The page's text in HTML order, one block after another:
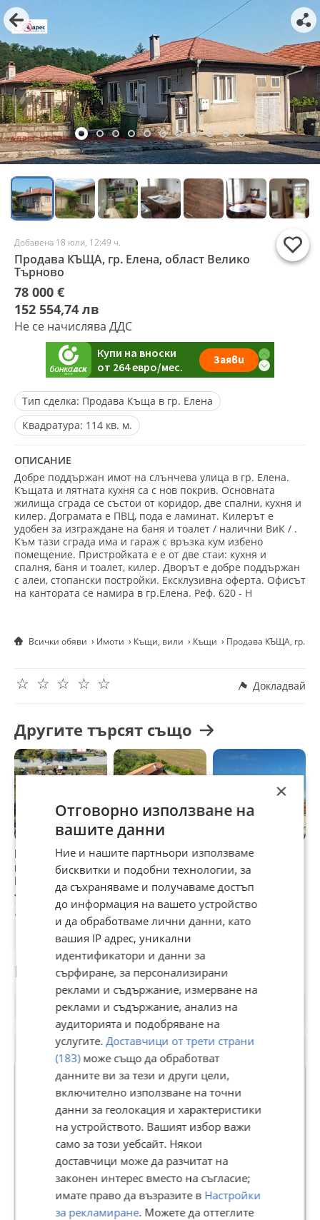
Добавена 18 юли, 12:49 ч.
Продава КЪЩА, гр. Елена, област Велико
Търново
78 000 €
152 554,74 лв
Не се начислява ДДС
Тип сделка: Продава Къща в гр. Елена
Квадратура: 114 кв. м.
ОПИСАНИЕ
Добре поддържан имот на слънчева улица в гр. Елена.
Къщата и лятната кухня са с нов покрив. Основната
жилища сграда се състои от коридор, две спални, кухня и
килер. Дограмата е ПВЦ, пода е ламинат. Килерът е
удобен за изграждане на баня и тоалет / налични ВиК / .
Към тази сграда има и гараж с връзка кум избено
помещение. Пристройката е е от две стаи: кухня и
спалня, баня и тоалет, килер. Дворът е добре поддържан
с алеи, стопански постройки. Ексклузивна оферта. Офисът
на кантората се намира в гр.Елена. Реф. 620 - Н
Всички обяви Имоти Къщи, вили Къщи Продава КЪЩА, гр.
☆
☆
☆
☆
☆ Докладвай
Другите търсят също
Продава КЪЩА,
гр. Девня, област
Варна
79 900 €
156 270,82 лв
Продава КЪЩА, с.
Юнец, област
Варна
210 000 €
410 724,30 лв
Продава КЪЩА, с.
Белащица, област
950 000 €
1 858 038,50 лв
Потребител
АДРЕС НЕДВИЖИМИ ИМОТИ -
КАНТОРА ЕЛЕНА
В Bazar.BG от 11 септември 2013г.
Последно активен днес в 01:29 ч.
103 Обяви
×
Отговорно използване на
вашите данни
Ние и нашите партньори използваме
бисквитки и подобни технологии, за
да съхраняваме и получаваме достъп
до информация на вашето устройство
и да обработваме лични данни, като
вашия IP адрес, уникални
идентификатори и данни за
сърфиране, за персонализирани
реклами и съдържание, измерване на
реклами и съдържание, анализ на
аудиторията и подобряване на
услугите.Доставчици от трети страни
(183)може също да обработват
данните ви за тези и други цели,
включително използване на точни
данни за геолокация и характеристики
на устройството. Вашият избор важи
само за този уебсайт. Някои
доставчици може да разчитат на
законен интерес вместо на съгласие;
имате право да възразите в Настройки
за рекламиране. Можете да оттеглите